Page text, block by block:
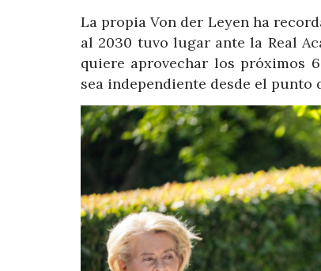
La propia Von der Leyen ha
al 2030 tuvo lugar ante la Real
quiere aprovechar los próximos
sea independiente desde el punto